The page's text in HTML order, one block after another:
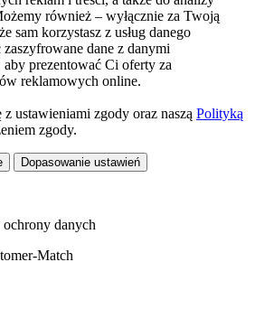
również – wyłącznie za Twoją
sam korzystasz z usług danego
dane z danymi
prezentować Ci oferty za
reklamowych online.
ustawieniami zgody oraz naszą Polityką
zgody.
Dopasowanie ustawień
danych
Match